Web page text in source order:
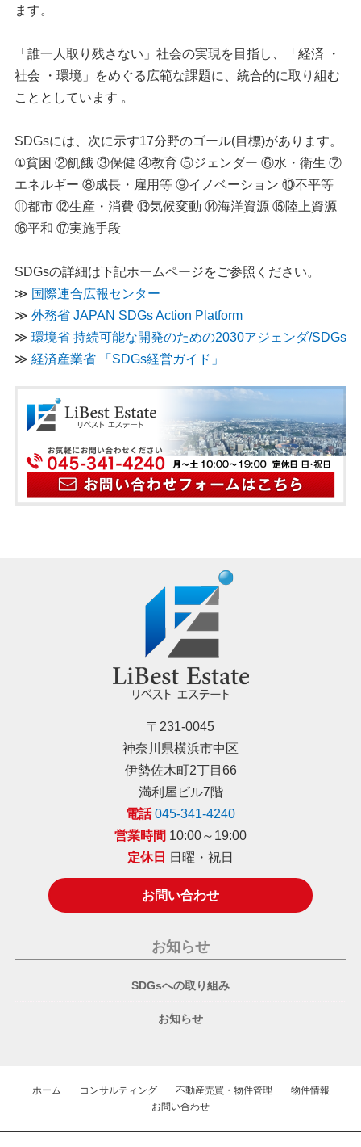
ます。
「誰一人取り残さない」社会の実現を目指し、「経済 ・
社会 ・環境」をめぐる広範な課題に、統合的に取り組む
こととしています 。
SDGsには、次に示す17分野のゴール(目標)があります。
①貧困 ②飢餓 ③保健 ④教育 ⑤ジェンダー ⑥水・衛生 ⑦
エネルギー ⑧成長・雇用等 ⑨イノベーション ⑩不平等
⑪都市 ⑫生産・消費 ⑬気候変動 ⑭海洋資源 ⑮陸上資源
⑯平和 ⑰実施手段
SDGsの詳細は下記ホームページをご参照ください。
≫ 国際連合広報センター
≫ 外務省 JAPAN SDGs Action Platform
≫ 環境省 持続可能な開発のための2030アジェンダ/SDGs
≫ 経済産業省 「SDGs経営ガイド」
〒231-0045
神奈川県横浜市中区
伊勢佐木町2丁目66
満利屋ビル7階
電話 045-341-4240
営業時間 10:00～19:00
定休日
日曜・祝日
お問い合わせ
お知らせ
SDGsへの取り組み
お知らせ
ホーム コンサルティング 不動産売買・物件管理
物件情報
お問い合わせ